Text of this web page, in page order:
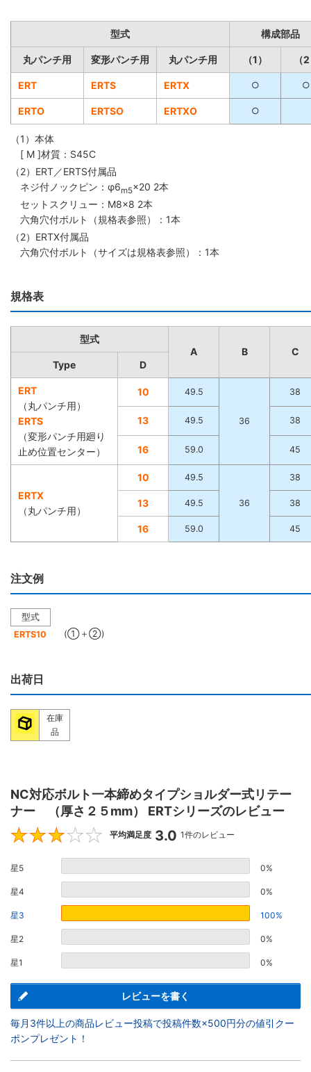
型式 構成部品
丸パンチ用 変形パンチ用 丸パンチ用 （1） （
ERT ERTS ERTX ○ ○
ERTO ERTSO ERTXO ○
（1）本体
[ M ]材質：S45C
（2）ERT／ERTS付属品
ネジ付ノックピン：φ6m5×20 2本
セットスクリュー：M8×8 2本
六角穴付ボルト（規格表参照）：1本
（2）ERTX付属品
六角穴付ボルト（サイズは規格表参照）：1本
規格表
型式
A
B
C
Type
D
ERT
（丸パンチ用）
ERTS
（変形パンチ用廻り
止め位置センター）
10 49.5
36
38
13 49.5 38
16 59.0 45
ERTX
（丸パンチ用）
10 49.5
36
38
13 49.5 38
16 59.0 45
注文例
型式
ERTS10
(①＋②)
出荷日
在庫
品
NC対応ボルト一本締めタイプショルダー式リテー
ナー （厚さ２５mm） ERTシリーズのレビュー
3
平均満足度 3.0 1件のレビュー
星5 0%
星4 0%
星3 100%
星2 0%
星1 0%
レビューを書く
毎月3件以上の商品レビュー投稿で投稿件数×500円分の値引クー
ポンプレゼント！